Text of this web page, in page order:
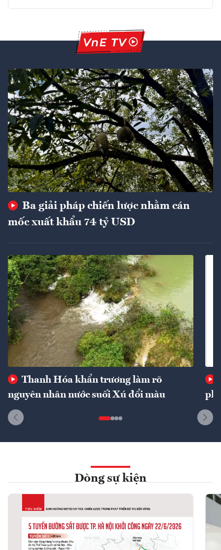
Ba giải pháp chiến lược nhằm cán
mốc xuất khẩu 74 tỷ USD
Thanh Hóa khẩn trương làm rõ
nguyên nhân nước suối Xú đổi màu
phí
Dòng sự kiện